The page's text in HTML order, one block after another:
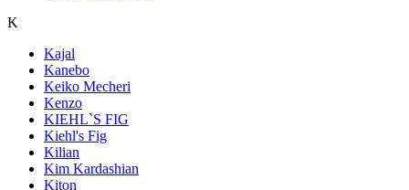
K
Kajal
Kanebo
Keiko Mecheri
Kenzo
KIEHL`S FIG
Kiehl's Fig
Kilian
Kim Kardashian
Kiton